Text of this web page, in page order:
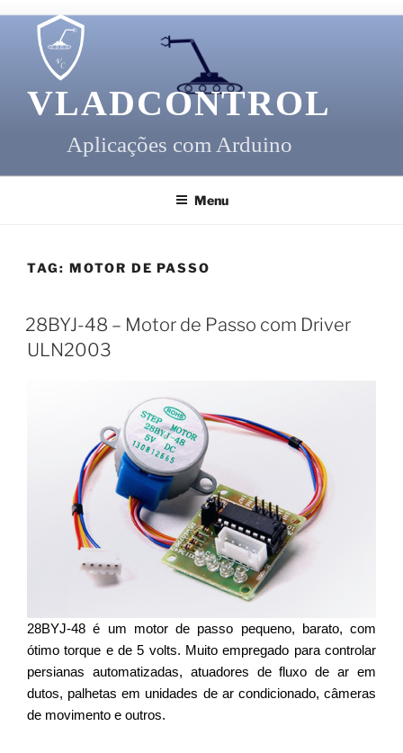
conteúdo
VLADCONTROL
Aplicações com Arduino
Menu
TAG: MOTOR DE PASSO
28BYJ-48 – Motor de Passo com Driver
ULN2003
28BYJ-48 é um motor de passo pequeno, barato, com
ótimo torque e de 5 volts. Muito empregado para controlar
persianas automatizadas, atuadores de fluxo de ar em
dutos, palhetas em unidades de ar condicionado, câmeras
de movimento e outros.